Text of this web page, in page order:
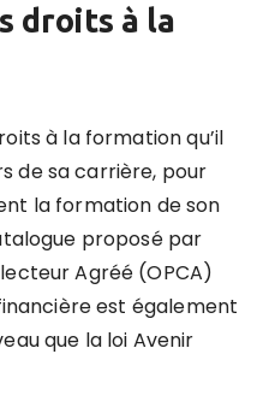
droits à la
à la formation qu’il
de sa carrière, pour
la formation de son
proposé par
Agréé (OPCA)
est également
que la loi Avenir